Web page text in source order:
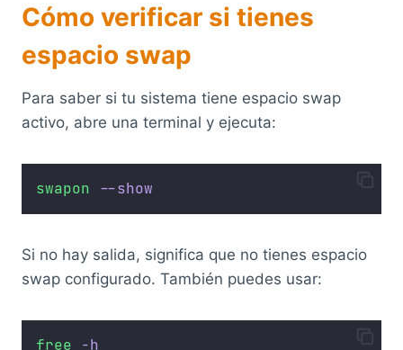
Cómo verificar si tienes
espacio swap
Para saber si tu sistema tiene espacio swap
activo, abre una terminal y ejecuta:
swapon --show
Si no hay salida, significa que no tienes espacio
swap configurado. También puedes usar:
free -h